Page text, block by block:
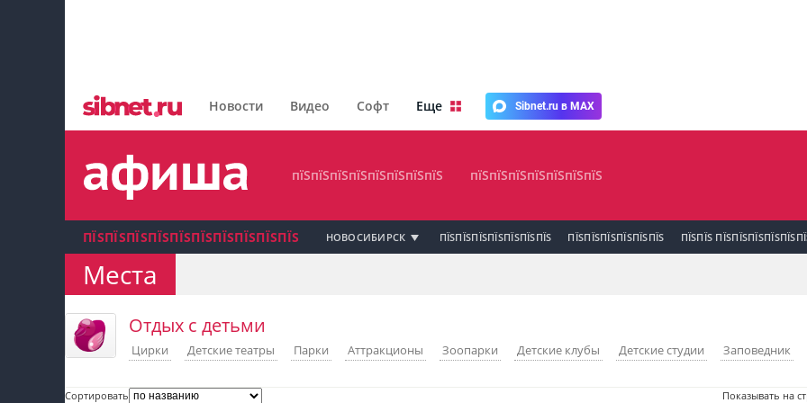
Новости Видео Софт Еще Sibnet.ru в MAX
пїЅпїЅпїЅпїЅпїЅпїЅпїЅпїЅ
пїЅпїЅпїЅпїЅпїЅпїЅпїЅ
пїЅпїЅпїЅ пїЅпїЅпїЅпїЅпїЅпїЅпїЅ пїЅпїЅ
пїЅпїЅпїЅ пїЅпїЅпїЅпїЅпїЅпїЅпїЅ
пїЅпїЅпїЅпїЅпїЅпїЅпїЅпїЅ пїЅпїЅпїЅпїЅпїЅпїЅпїЅ
ПЇЅПЇЅПЇЅПЇЅПЇЅПЇЅПЇЅПЇЅПЇЅПЇЅ НОВОСИБИРСК ПЇЅПЇЅПЇЅПЇЅПЇЅПЇЅПЇЅ ПЇЅПЇЅПЇЅПЇЅПЇЅПЇЅ ПЇЅПЇЅ
Места
Отдых с детьми
Цирки Детские театры Парки Аттракционы Зоопарки Детские клубы Детские студии Заповедник
Сортировать Показывать на